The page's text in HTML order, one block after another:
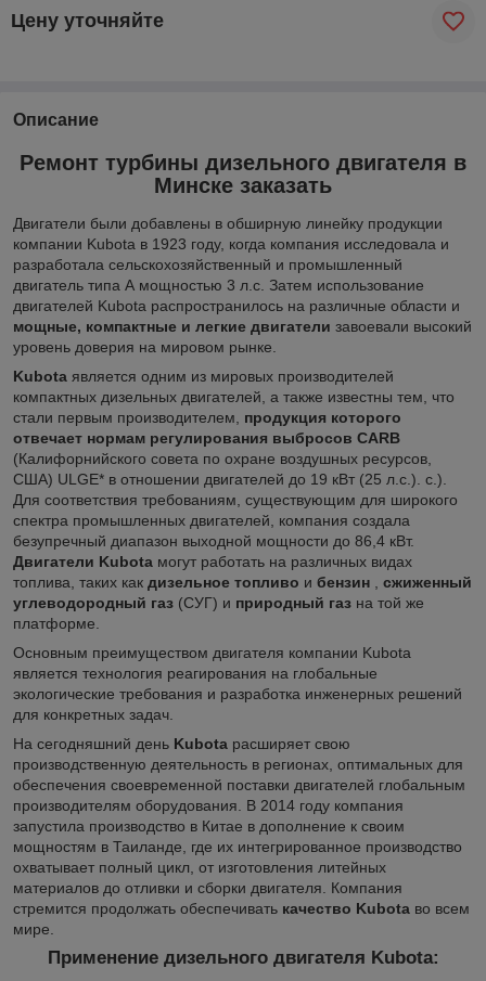
Цену уточняйте
Описание
Ремонт турбины дизельного двигателя в
Минске заказать
Двигатели были добавлены в обширную линейку продукции
компании Kubota в 1923 году, когда компания исследовала и
разработала сельскохозяйственный и промышленный
двигатель типа А мощностью 3 л.с. Затем использование
двигателей Kubota распространилось на различные области и
мощные, компактные и легкие двигатели завоевали высокий
уровень доверия на мировом рынке.
Kubota является одним из мировых производителей
компактных дизельных двигателей, а также известны тем, что
стали первым производителем, продукция которого
отвечает нормам регулирования выбросов CARB
(Калифорнийского совета по охране воздушных ресурсов,
США) ULGE* в отношении двигателей до 19 кВт (25 л.с.). с.).
Для соответствия требованиям, существующим для широкого
спектра промышленных двигателей, компания создала
безупречный диапазон выходной мощности до 86,4 кВт.
Двигатели Kubota могут работать на различных видах
топлива, таких как дизельное топливо и бензин , сжиженный
углеводородный газ (СУГ) и природный газ на той же
платформе.
Основным преимуществом двигателя компании Kubota
является технология реагирования на глобальные
экологические требования и разработка инженерных решений
для конкретных задач.
На сегодняшний день Kubota расширяет свою
производственную деятельность в регионах, оптимальных для
обеспечения своевременной поставки двигателей глобальным
производителям оборудования. В 2014 году компания
запустила производство в Китае в дополнение к своим
мощностям в Таиланде, где их интегрированное производство
охватывает полный цикл, от изготовления литейных
материалов до отливки и сборки двигателя. Компания
стремится продолжать обеспечивать качество Kubota во всем
мире.
Применение дизельного двигателя Kubota: